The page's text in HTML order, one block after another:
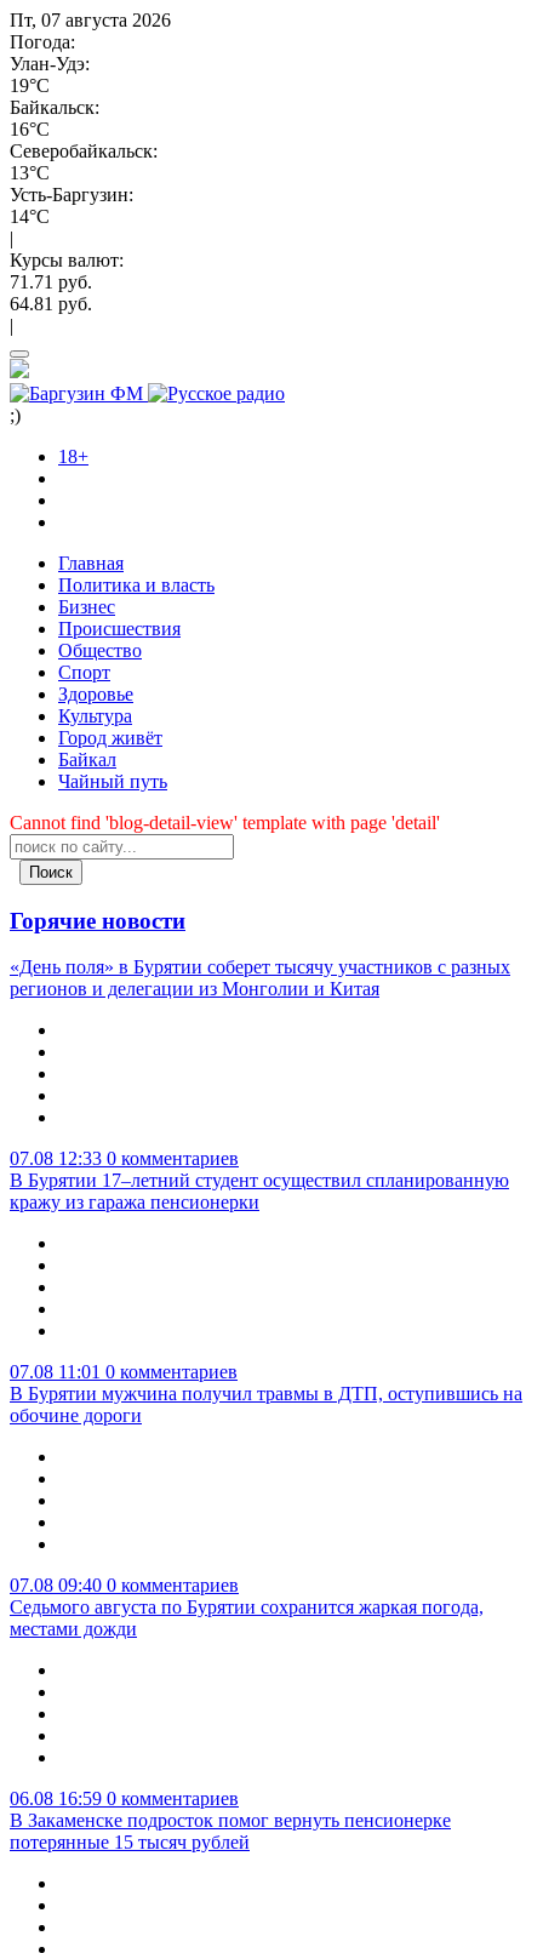
Пт, 07 августа 2026
Погода:
Улан-Удэ:
19°C
Байкальск:
16°C
Северобайкальск:
13°C
Усть-Баргузин:
14°C
|
Курсы валют:
71.71 руб.
64.81 руб.
|
;)
18+
Главная
Политика и власть
Бизнес
Происшествия
Общество
Cпорт
Здоровье
Культура
Город живёт
Байкал
Чайный путь
Cannot find 'blog-detail-view' template with page 'detail'
Поиск
Горячие новости
«День поля» в Бурятии соберет тысячу участников с разных
регионов и делегации из Монголии и Китая
07.08 12:33 0 комментариев
В Бурятии 17–летний студент осуществил спланированную
кражу из гаража пенсионерки
07.08 11:01 0 комментариев
В Бурятии мужчина получил травмы в ДТП, оступившись на
обочине дороги
07.08 09:40 0 комментариев
Седьмого августа по Бурятии сохранится жаркая погода,
местами дожди
06.08 16:59 0 комментариев
В Закаменске подросток помог вернуть пенсионерке
потерянные 15 тысяч рублей